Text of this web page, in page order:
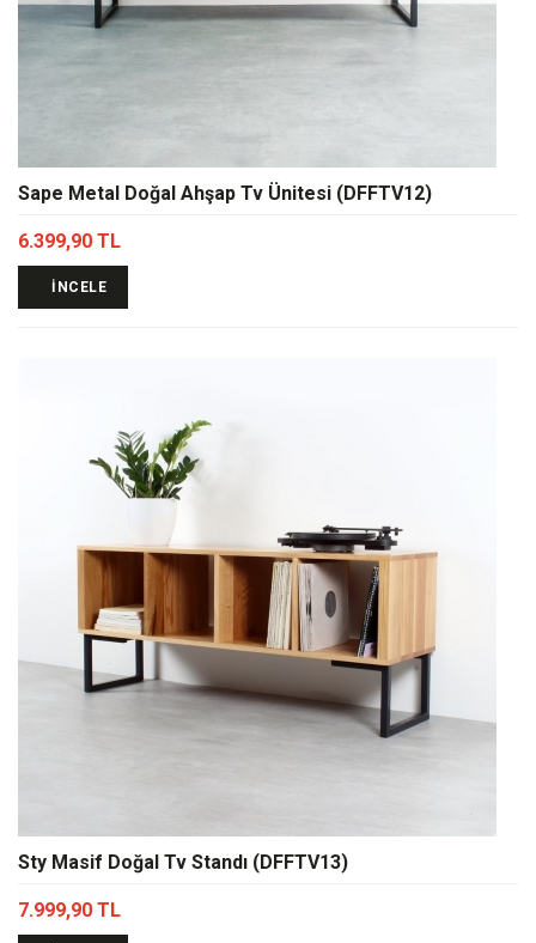
Sape Metal Doğal Ahşap Tv Ünitesi (DFFTV12)
6.399,90 TL
İNCELE
Sty Masif Doğal Tv Standı (DFFTV13)
7.999,90 TL